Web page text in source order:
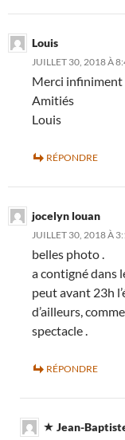
Louis
JUILLET 30, 2018 À
Merci infiniment
Amitiés
Louis
RÉPONDRE
jocelyn louan
JUILLET 30, 2018 À
belles photo .
a contigné dans
peut avant 23h
d’ailleurs,
spectacle .
RÉPONDRE
Jean-